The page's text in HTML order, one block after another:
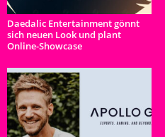
Daedalic Entertainment gönnt
sich neuen Look und plant
Online-Showcase